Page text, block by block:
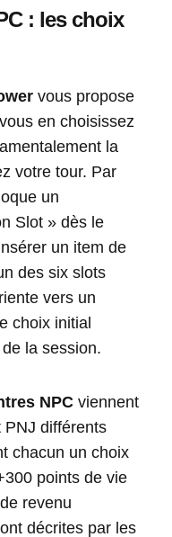
: les choix
vous propose
en choisissez
la
votre tour. Par
un
Slot » dès le
un item de
des six slots
vers un
choix initial
la session.
NPC viennent
PNJ différents
chacun un choix
points de vie
revenu
décrites par les